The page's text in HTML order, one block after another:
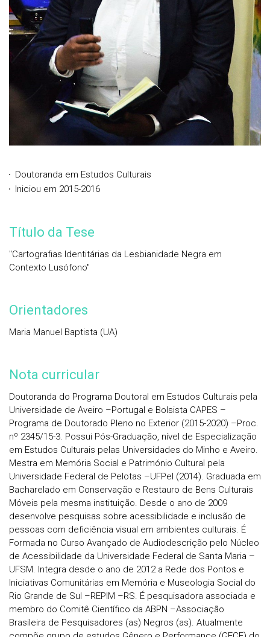
Doutoranda em Estudos Culturais
Iniciou em 2015-2016
Título da Tese
"Cartografias Identitárias da Lesbianidade Negra em
Contexto Lusófono"
Orientadores
Maria Manuel Baptista (UA)
Nota curricular
Doutoranda do Programa Doutoral em Estudos Culturais pela
Universidade de Aveiro –Portugal e Bolsista CAPES –
Programa de Doutorado Pleno no Exterior (2015-2020) –Proc.
nº 2345/15-3. Possui Pós-Graduação, nível de Especialização
em Estudos Culturais pelas Universidades do Minho e Aveiro.
Mestra em Memória Social e Património Cultural pela
Universidade Federal de Pelotas –UFPel (2014). Graduada em
Bacharelado em Conservação e Restauro de Bens Culturais
Móveis pela mesma instituição. Desde o ano de 2009
desenvolve pesquisas sobre acessibilidade e inclusão de
pessoas com deficiência visual em ambientes culturais. É
Formada no Curso Avançado de Audiodescrição pelo Núcleo
de Acessibilidade da Universidade Federal de Santa Maria –
UFSM. Integra desde o ano de 2012 a Rede dos Pontos e
Iniciativas Comunitárias em Memória e Museologia Social do
Rio Grande de Sul –REPIM –RS. É pesquisadora associada e
membro do Comitê Científico da ABPN –Associação
Brasileira de Pesquisadores (as) Negros (as). Atualmente